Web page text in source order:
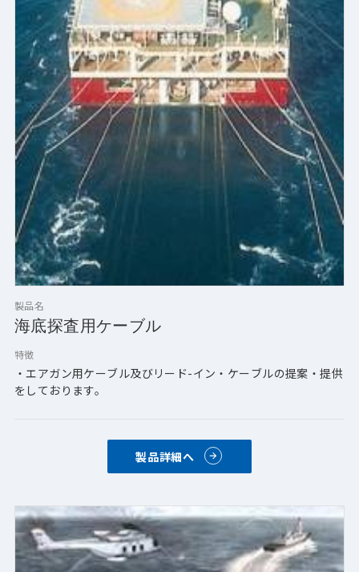
製品名
海底探査用ケーブル
特徴
・エアガン用ケーブル及びリード-イン・ケーブルの提案・提供
をしております。
製品詳細へ